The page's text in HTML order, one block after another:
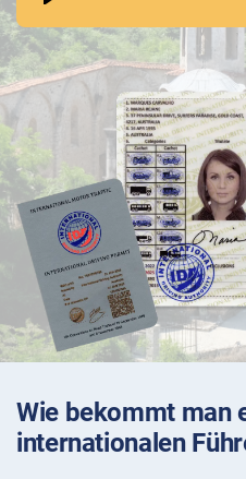
Wie bekommt man
internationalen